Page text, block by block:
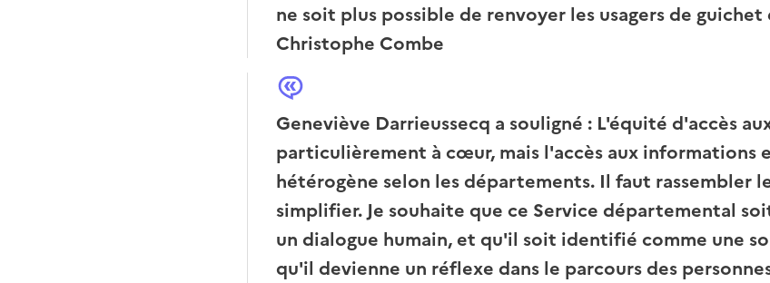
ne soit plus possible de renvoyer les usagers de
Christophe Combe
Geneviève Darrieussecq a souligné : L'équité d'accès
particulièrement à cœur, mais l'accès aux informations
hétérogène selon les départements. Il faut rassembler
simplifier. Je souhaite que ce Service départemental
un dialogue humain, et qu'il soit identifié comme une
qu'il devienne un réflexe dans le parcours des